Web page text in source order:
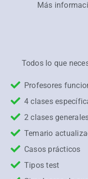
Más
Todos lo que
Profesores
4 clases
2 clases
Temario
Casos prácticos
Tipos test